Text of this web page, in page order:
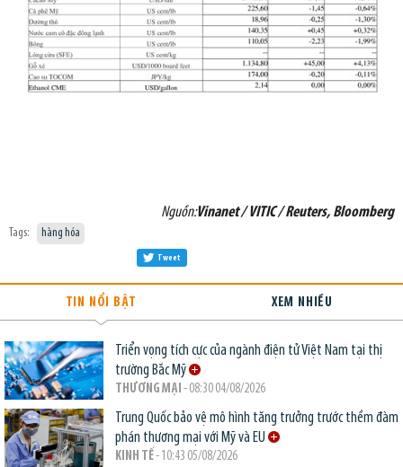
Nguồn:Vinanet / VITIC / Reuters, Bloomberg
Tags: hàng hóa
Tweet
TIN NỔI BẬT XEM NHIỀU
Triển vọng tích cực của ngành điện tử Việt Nam tại thị
trường Bắc Mỹ
THƯƠNG MẠI - 08:30 04/08/2026
Trung Quốc bảo vệ mô hình tăng trưởng trước thềm đàm
phán thương mại với Mỹ và EU
KINH TẾ- 10:43 05/08/2026